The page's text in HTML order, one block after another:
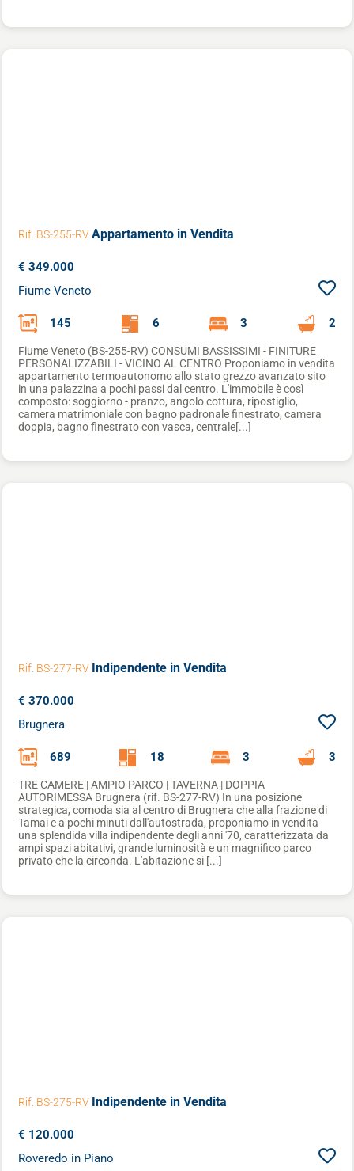
Rif. BS-255-RVAppartamento in Vendita
€ 349.000
Fiume Veneto
145 6 3 2
Fiume Veneto (BS-255-RV) CONSUMI BASSISSIMI - FINITURE
PERSONALIZZABILI - VICINO AL CENTRO Proponiamo in vendita
appartamento termoautonomo allo stato grezzo avanzato sito
in una palazzina a pochi passi dal centro. L'immobile è così
composto: soggiorno - pranzo, angolo cottura, ripostiglio,
camera matrimoniale con bagno padronale finestrato, camera
doppia, bagno finestrato con vasca, centrale[...]
Rif. BS-277-RV Indipendente in Vendita
€ 370.000
Brugnera
689 18 3 3
TRE CAMERE | AMPIO PARCO | TAVERNA | DOPPIA
AUTORIMESSA Brugnera (rif. BS-277-RV) In una posizione
strategica, comoda sia al centro di Brugnera che alla frazione di
Tamai e a pochi minuti dall'autostrada, proponiamo in vendita
una splendida villa indipendente degli anni '70, caratterizzata da
ampi spazi abitativi, grande luminosità e un magnifico parco
privato che la circonda. L'abitazione si [...]
Rif. BS-275-RV Indipendente in Vendita
€ 120.000
Roveredo in Piano